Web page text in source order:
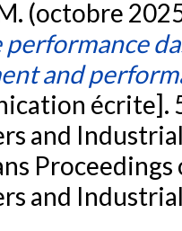
M. (octobre
and
écrite].
and
and